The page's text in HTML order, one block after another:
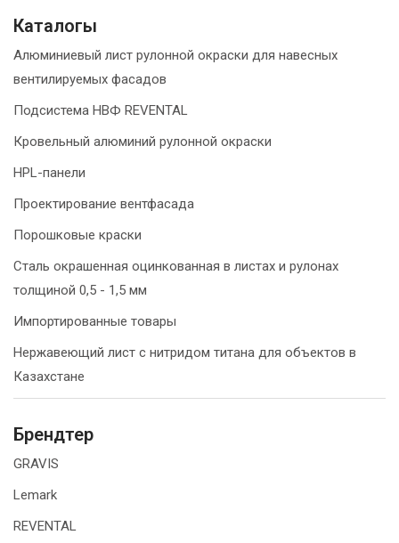
Каталогы
Алюминиевый лист рулонной окраски для навесных
вентилируемых фасадов
Подсистема НВФ REVENTAL
Кровельный алюминий рулонной окраски
HPL-панели
Проектирование вентфасада
Порошковые краски
Сталь окрашенная оцинкованная в листах и рулонах
толщиной 0,5 - 1,5 мм
Импортированные товары
Нержавеющий лист с нитридом титана для объектов в
Казахстане
Брендтер
GRAVIS
Lemark
REVENTAL